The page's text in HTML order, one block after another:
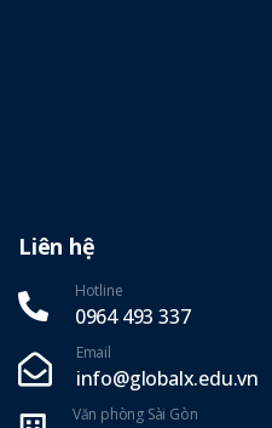
Liên hệ
Hotline
0964 493 337‬
Email
info@globalx.edu.vn
Văn phòng Sài Gòn